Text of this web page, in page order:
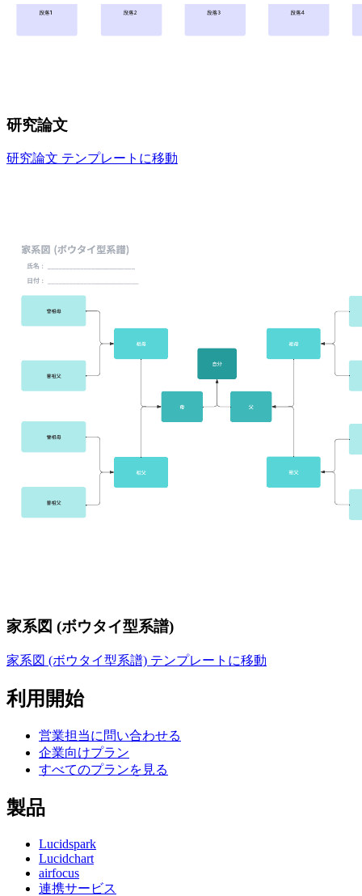
研究論文
研究論文 テンプレートに移動
家系図 (ボウタイ型系譜)
家系図 (ボウタイ型系譜) テンプレートに移動
利用開始
営業担当に問い合わせる
企業向けプラン
すべてのプランを見る
製品
Lucidspark
Lucidchart
airfocus
連携サービス